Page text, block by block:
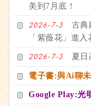
美到7月底！
2026-7-3
古典
「紫薇花」進入
2026-7-3 夏日
電子書:與Ai聊
Google Play:光